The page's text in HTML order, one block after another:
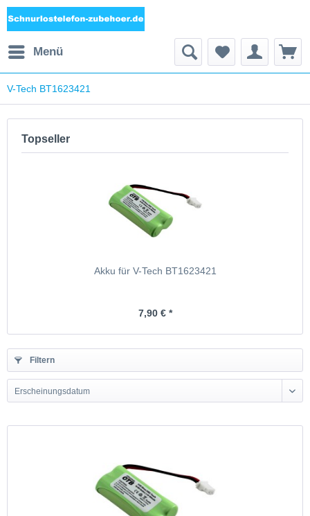
Menü
V-Tech BT1623421
Topseller
Akku für V-Tech BT1623421
7,90 € *
Filtern
Erscheinungsdatum